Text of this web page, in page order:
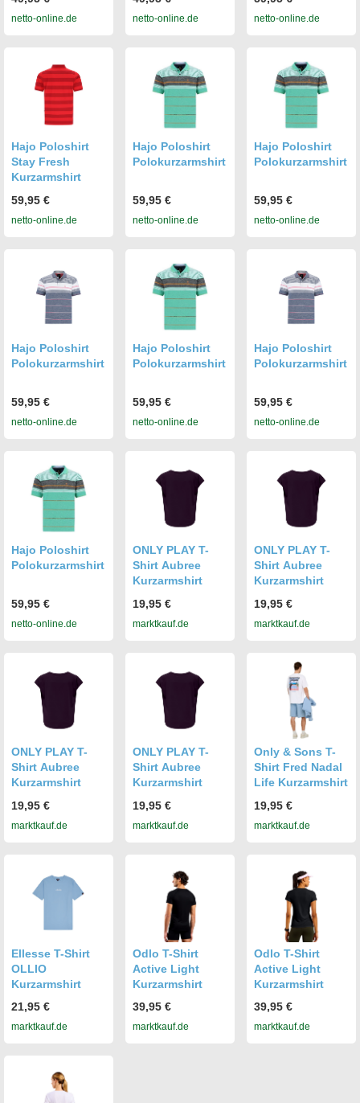
netto-online.de netto-online.de netto-online.de
Hajo Poloshirt
Stay Fresh
Kurzarmshirt
59,95 €
netto-online.de
Hajo Poloshirt
Polokurzarmshirt
59,95 €
netto-online.de
Hajo Poloshirt
Polokurzarmshirt
59,95 €
netto-online.de
Hajo Poloshirt
Polokurzarmshirt
59,95 €
netto-online.de
Hajo Poloshirt
Polokurzarmshirt
59,95 €
netto-online.de
Hajo Poloshirt
Polokurzarmshirt
59,95 €
netto-online.de
Hajo Poloshirt
Polokurzarmshirt
59,95 €
netto-online.de
ONLY PLAY T-
Shirt Aubree
Kurzarmshirt
19,95 €
marktkauf.de
ONLY PLAY T-
Shirt Aubree
Kurzarmshirt
19,95 €
marktkauf.de
ONLY PLAY T-
Shirt Aubree
Kurzarmshirt
19,95 €
marktkauf.de
ONLY PLAY T-
Shirt Aubree
Kurzarmshirt
19,95 €
marktkauf.de
Only & Sons T-
Shirt Fred Nadal
Life Kurzarmshirt
19,95 €
marktkauf.de
Ellesse T-Shirt
OLLIO
Kurzarmshirt
21,95 €
marktkauf.de
Odlo T-Shirt
Active Light
Kurzarmshirt
39,95 €
marktkauf.de
Odlo T-Shirt
Active Light
Kurzarmshirt
39,95 €
marktkauf.de